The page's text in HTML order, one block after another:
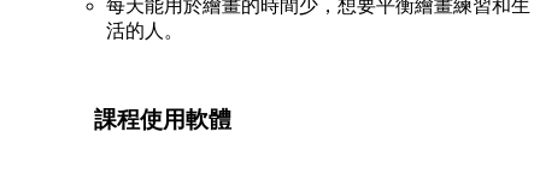
每天能用於繪畫的時間少，想要平衡繪畫練習和生
活的人。
課程使用軟體